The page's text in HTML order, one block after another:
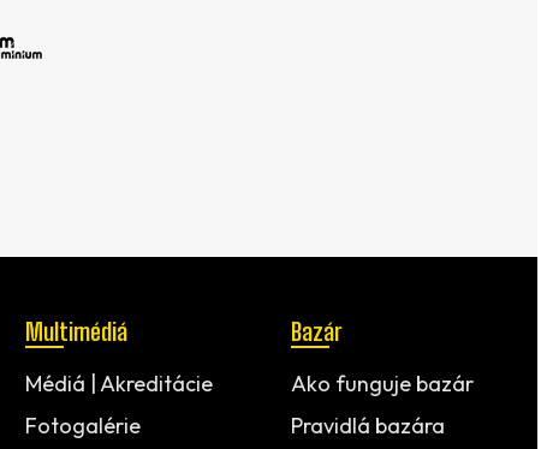
Multimédiá
Médiá | Akreditácie
Fotogalérie
Bazár
Ako funguje bazár
Pravidlá bazára